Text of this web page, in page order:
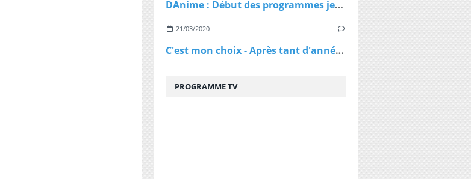
DAnime : Début des programmes jeunesse jusqu'en 1974
21/03/2020
C'est mon choix - Après tant d'années de mariage, vais-je réussir à te séduire à nouveau ?
PROGRAMME TV